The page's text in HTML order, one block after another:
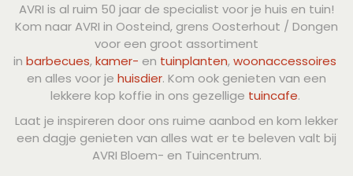
AVRI is al ruim 50 jaar de specialist voor je huis en tuin!
Kom naar AVRI in Oosteind, grens Oosterhout / Dongen
voor een groot assortiment
in barbecues,kamer- en tuinplanten,woonaccessoires
en alles voor je huisdier. Kom ook genieten van een
lekkere kop koffie in ons gezellige tuincafe.
Laat je inspireren door ons ruime aanbod en kom lekker
een dagje genieten van alles wat er te beleven valt bij
AVRI Bloem- en Tuincentrum.